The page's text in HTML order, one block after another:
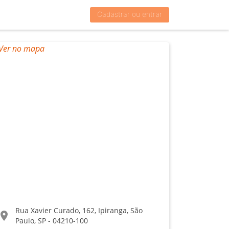
Cadastrar ou entrar
location_on
Rua Xavier Curado, 162, Ipiranga, São
Paulo, SP - 04210-100